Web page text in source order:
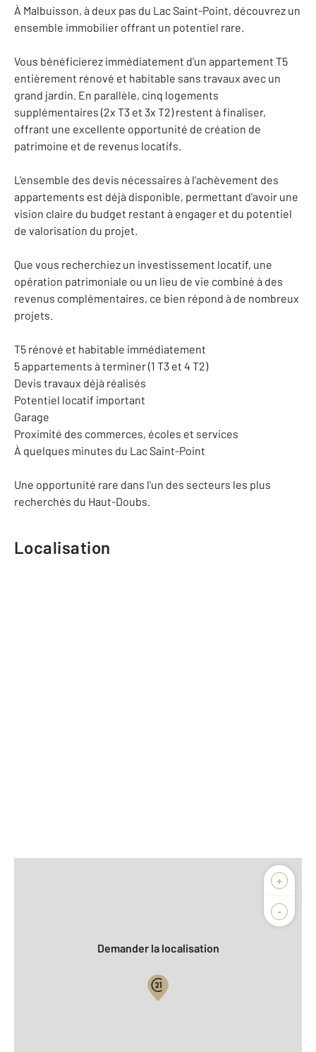
À Malbuisson, à deux pas du Lac Saint-Point, découvrez un
ensemble immobilier offrant un potentiel rare.
Vous bénéficierez immédiatement d'un appartement T5
entièrement rénové et habitable sans travaux avec un
grand jardin. En parallèle, cinq logements
supplémentaires (2x T3 et 3x T2) restent à finaliser,
offrant une excellente opportunité de création de
patrimoine et de revenus locatifs.
L'ensemble des devis nécessaires à l'achèvement des
appartements est déjà disponible, permettant d'avoir une
vision claire du budget restant à engager et du potentiel
de valorisation du projet.
Que vous recherchiez un investissement locatif, une
opération patrimoniale ou un lieu de vie combiné à des
revenus complémentaires, ce bien répond à de nombreux
projets.
T5 rénové et habitable immédiatement
5 appartements à terminer (1 T3 et 4 T2)
Devis travaux déjà réalisés
Potentiel locatif important
Garage
Proximité des commerces, écoles et services
À quelques minutes du Lac Saint-Point
Une opportunité rare dans l'un des secteurs les plus
recherchés du Haut-Doubs.
Localisation
+
-
Biens vendus
Demander la localisation